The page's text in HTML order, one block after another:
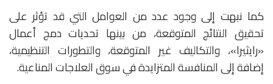
كما نبهت إلى وجود عدد من العوامل التي قد تؤثر على
تحقيق النتائج المتوقعة، من بينها تحديات دمج أعمال
«رايثيرا»، والتكاليف غير المتوقعة، والتطورات التنظيمية،
إضافة إلى المنافسة المتزايدة في سوق العلاجات المناعية.